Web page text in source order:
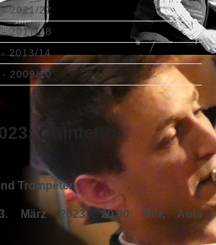
2021/22
2017/18
- 2013/14
- 2009/10
Quintetto
Trompeten
März 2023, 20.00 Uhr, Aula